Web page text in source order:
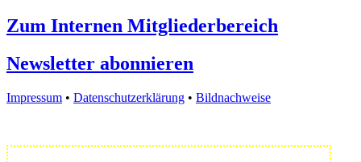
Zum Internen Mitgliederbereich
Newsletter abonnieren
Impressum • Datenschutzerklärung • Bildnachweise